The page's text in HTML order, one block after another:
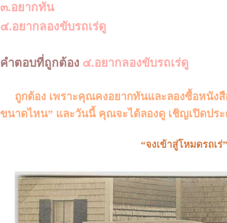
๓.อยากทัน
๔.อยากลองขับรถเร่ดู
คำตอบที่ถูกต้อง ๔.อยากลองขับรถเร่ดู
ถูกต้อง เพราะคุณคงอยากทันและลองซื้อหนังสื
ขนาดไหน” และวันนี้ คุณจะได้ลองดู เชิญเปิดประ
“จงเข้าสู่โหมดรถเร่”